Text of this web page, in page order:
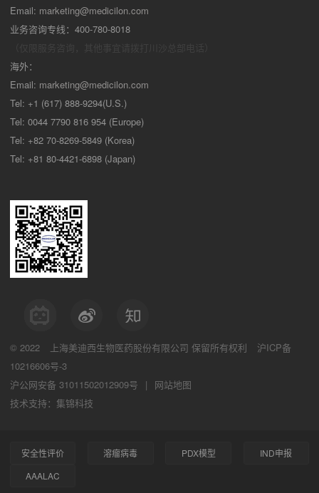
Email: marketing@medicilon.com
业务咨询专线：400-780-8018
海外：
Email: marketing@medicilon.com
Tel: +1 (617) 888-9294(U.S.)
Tel: 0044 7790 816 954 (Europe)
Tel: +82 70-8269-5849 (Korea)
Tel: +81 80-4421-6898 (Japan)
© 2022 上海美迪西生物医药股份有限公司 保留所有权利
沪ICP备
10216606号-3
沪公网安备 31011502012909号
|
网站地图
技术支持：集锦科技
安全性评价 溶瘤病毒 PDX模型
IND申报
AAALAC